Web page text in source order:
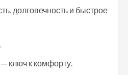
долговечность и быстрое
ключ к комфорту.